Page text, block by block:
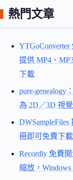
熱門文章
YTGoConverter
提供 MP4、
下載
pure-genealogy
為 2D／3D 視
冊即可免費下
Recordly 免費
縮放，Windows